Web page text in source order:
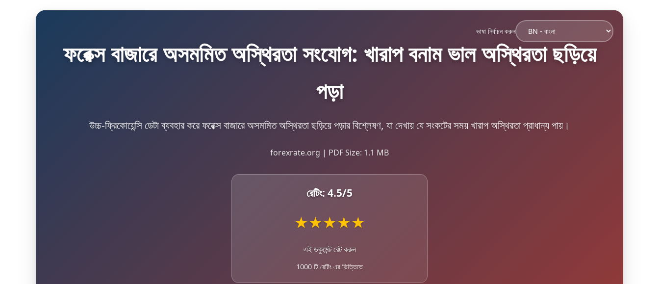
ভাষা নির্বাচন করুন
ফরেক্স বাজারে অসমমিত অস্থিরতা সংযোগ: খারাপ বনাম ভাল অস্থিরতা ছড়িয়ে
পড়া
উচ্চ-ফ্রিকোয়েন্সি ডেটা ব্যবহার করে ফরেক্স বাজারে অসমমিত অস্থিরতা ছড়িয়ে পড়ার বিশ্লেষণ, যা দেখায় যে সংকটের সময় খারাপ অস্থিরতা প্রাধান্য পায়।
forexrate.org | PDF Size: 1.1 MB
রেটিং: 4.5/5
★★★★★
এই ডকুমেন্ট রেট করুন
1000 টি রেটিং এর ভিত্তিতে